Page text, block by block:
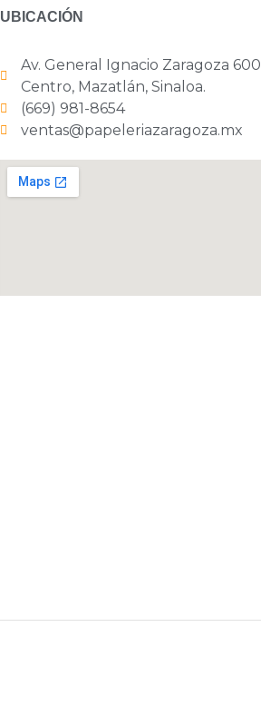
UBICACIÓN
Av. General Ignacio Zaragoza 600
Centro, Mazatlán, Sinaloa.
(669) 981-8654
ventas@papeleriazaragoza.mx